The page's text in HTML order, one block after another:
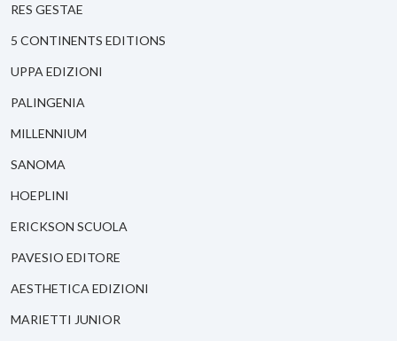
RES GESTAE
5 CONTINENTS EDITIONS
UPPA EDIZIONI
PALINGENIA
MILLENNIUM
SANOMA
HOEPLINI
ERICKSON SCUOLA
PAVESIO EDITORE
AESTHETICA EDIZIONI
MARIETTI JUNIOR